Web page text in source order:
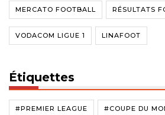
MERCATO FOOTBALL RÉSULTATS
VODACOM LIGUE 1 LINAFOOT
Étiquettes
#PREMIER LEAGUE #COUPE DU